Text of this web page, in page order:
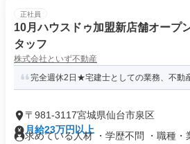
正社員
10月ハウスドゥ加盟新店舗オープ
タッフ
株式会社といず不動産
完全週休2日★宅建士としての業務、不動
〒981-3117宮城県仙台市泉区
月給23万円以上
求めている人材 ・学歴不問 ・職種・